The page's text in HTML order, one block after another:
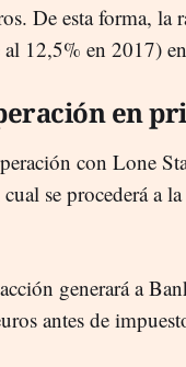
De esta forma, la
12,5% en 2017)
en
con Lone
se procederá a
generará a
antes de